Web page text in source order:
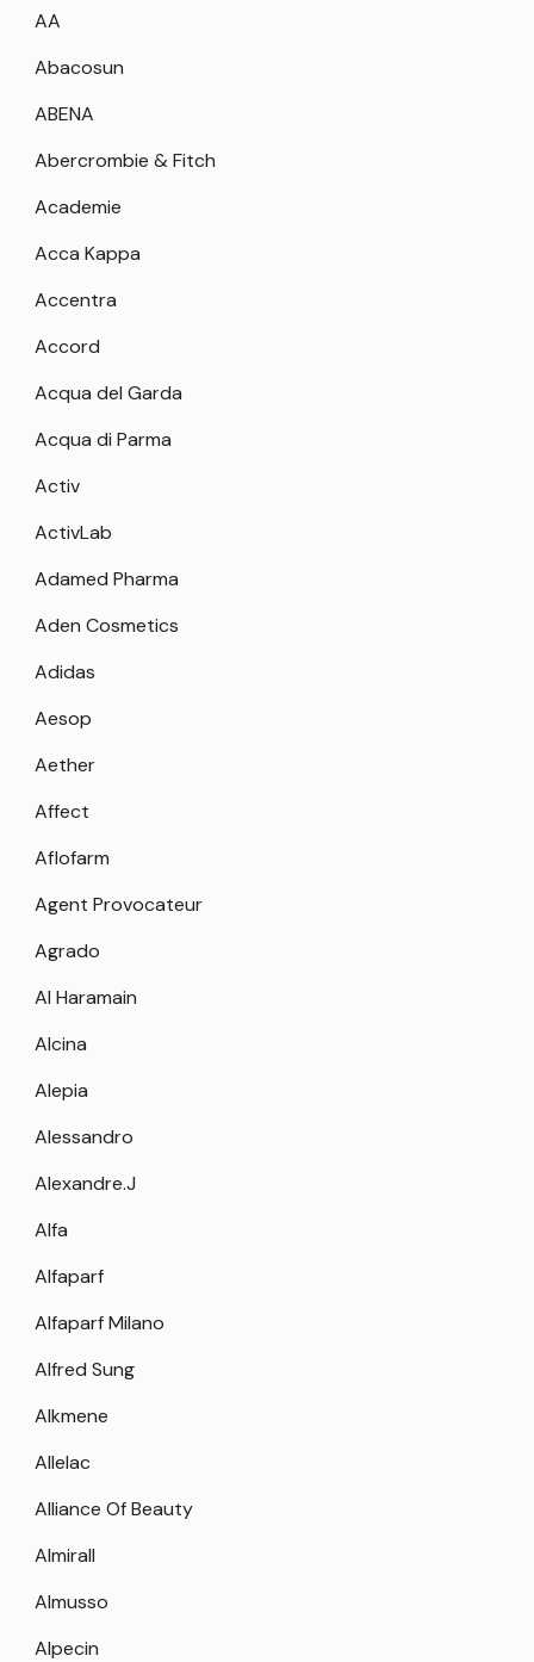
AA
Abacosun
ABENA
Abercrombie & Fitch
Academie
Acca Kappa
Accentra
Accord
Acqua del Garda
Acqua di Parma
Activ
ActivLab
Adamed Pharma
Aden Cosmetics
Adidas
Aesop
Aether
Affect
Aflofarm
Agent Provocateur
Agrado
Al Haramain
Alcina
Alepia
Alessandro
Alexandre.J
Alfa
Alfaparf
Alfaparf Milano
Alfred Sung
Alkmene
Allelac
Alliance Of Beauty
Almirall
Almusso
Alpecin